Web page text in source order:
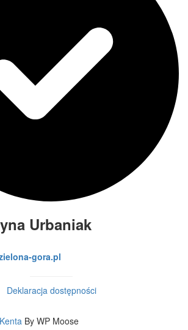
Urbaniak
gora.pl
Deklaracja dostępności
Kenta By WP Moose